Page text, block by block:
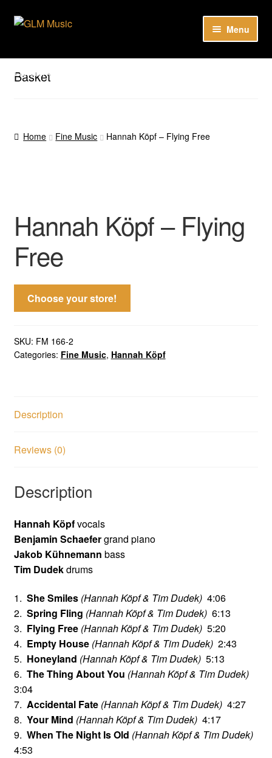
Listen here to our new releases in Spotify
Skip
Skip
Menu
Our catalog
Basket
Home Fine Music Hannah Köpf – Flying Free
Hannah Köpf – Flying
Free
Choose your store!
SKU: FM 166-2
Categories: Fine Music, Hannah Köpf
Description
Reviews (0)
Description
Hannah Köpfvocals
Benjamin Schaefergrand piano
Jakob Kühnemann bass
Tim Dudekdrums
1. She Smiles (Hannah Köpf & Tim Dudek)4:06
2. Spring Fling (Hannah Köpf & Tim Dudek)6:13
3. Flying Free (Hannah Köpf & Tim Dudek)5:20
4. Empty House (Hannah Köpf & Tim Dudek)2:43
5. Honeyland (Hannah Köpf & Tim Dudek)5:13
6. The Thing About You (Hannah Köpf & Tim Dudek)
3:04
7. Accidental Fate (Hannah Köpf & Tim Dudek)4:27
8. Your Mind (Hannah Köpf & Tim Dudek)4:17
9. When The Night Is Old (Hannah Köpf & Tim Dudek)
4:53